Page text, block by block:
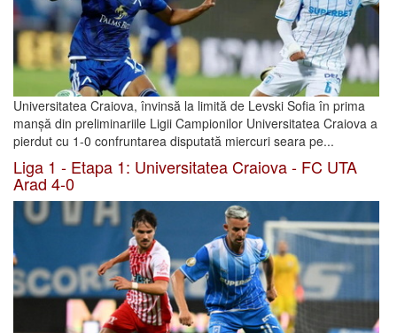
Universitatea Craiova, învinsă la limită de Levski Sofia în prima
manșă din preliminariile Ligii Campionilor Universitatea Craiova a
pierdut cu 1-0 confruntarea disputată miercuri seara pe...
Liga 1 - Etapa 1: Universitatea Craiova - FC UTA
Arad 4-0